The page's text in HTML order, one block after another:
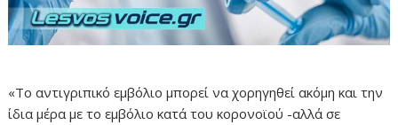
«Το αντιγριπικό εμβόλιο μπορεί να χορηγηθεί ακόμη και την
ίδια μέρα με το εμβόλιο κατά του κορoνοϊού -αλλά σε